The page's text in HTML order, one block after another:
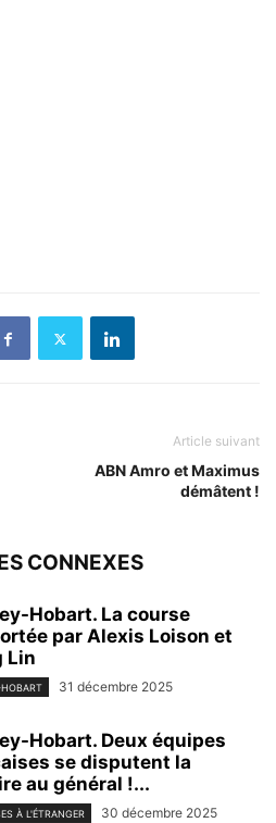
Article suivant
ABN Amro et Maximus
démâtent !
CONNEXES
Hobart. La course
par Alexis Loison et
Lin
31 décembre 2025
Hobart. Deux équipes
se disputent la
au général !...
À L'ÉTRANGER 30 décembre 2025